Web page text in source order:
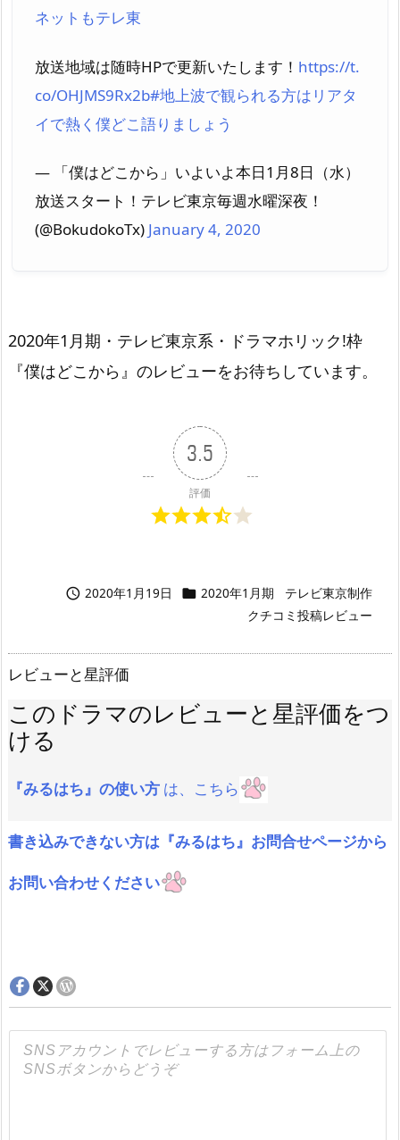
ネットもテレ東
放送地域は随時HPで更新いたします！ https://t.
co/OHJMS9Rx2b#地上波で観られる方はリアタ
イで熱く僕どこ語りましょう
— 「僕はどこから」いよいよ本日1月8日（水）
放送スタート！テレビ東京毎週水曜深夜！
(@BokudokoTx) January 4, 2020
2020年1月期・テレビ東京系・ドラマホリック!枠
『僕はどこから』のレビューをお待ちしています。
3.5
評価
 2020年1月19日  2020年1月期
テレビ東京制作
クチコミ投稿レビュー
レビューと星評価
このドラマのレビューと星評価をつ
ける
『みるはち』の使い方 は、こちら
書き込みできない方は『みるはち』お問合せページから
お問い合わせください